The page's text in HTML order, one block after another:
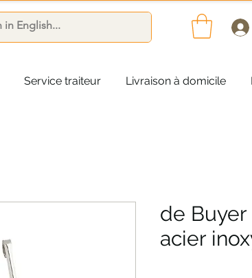
Service traiteur Livraison à domicile
de
acier